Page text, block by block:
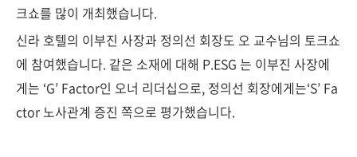
크쇼를 많이 개최했습니다.
신라 호텔의 이부진 사장과 정의선 회장도 오 교수님의 토크쇼
에 참여했습니다. 같은 소재에 대해 P.ESG 는 이부진 사장에
게는 ‘G’ Factor인 오너 리더십으로, 정의선 회장에게는‘S’ Fa
ctor 노사관계 증진 쪽으로 평가했습니다.